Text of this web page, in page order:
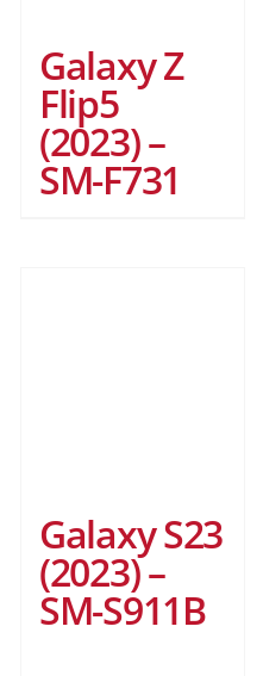
Galaxy Z
Flip5
(2023) –
SM-F731
Galaxy S23
(2023) –
SM-S911B